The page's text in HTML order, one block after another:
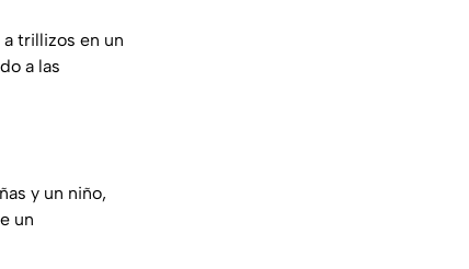
trillizos en un
a las
y un niño,
un